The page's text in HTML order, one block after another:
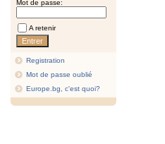
Mot de passe:
A retenir
Registration
Mot de passe oublié
Europe.bg, c'est quoi?